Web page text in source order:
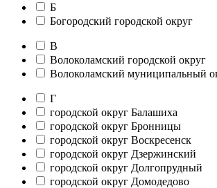
Б
Богородский городской округ
В
Волоколамский городской округ
Волоколамский муниципальный
Г
городской округ Балашиха
городской округ Бронницы
городской округ Воскресенск
городской округ Дзержинский
городской округ Долгопрудный
городской округ Домодедово